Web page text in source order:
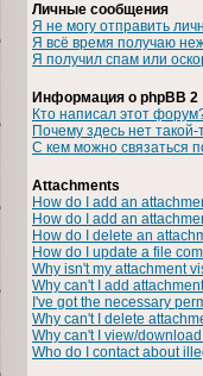
Личные сообщения
Я не могу отправить
Я всё время получаю
Я получил спам или
Информация о phpBB 2
Кто написал этот
Почему здесь нет
С кем можно связаться
Attachments
How do I add an
How do I add an
How do I delete an
How do I update a file
Why isn't my attachment
Why can't I add
I've got the necessary
Why can't I delete
Why can't I view/
Who do I contact about